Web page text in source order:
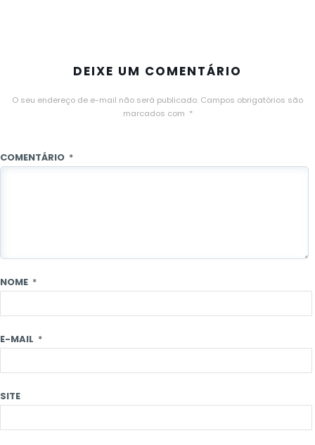
DEIXE UM COMENTÁRIO
O seu endereço de e-mail não será publicado. Campos obrigatórios são
marcados com *
COMENTÁRIO *
NOME *
E-MAIL *
SITE